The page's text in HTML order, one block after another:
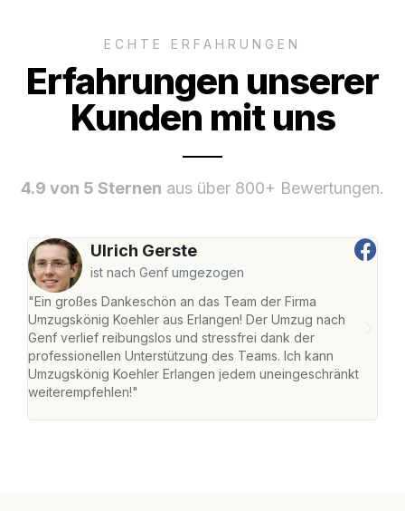
ECHTE ERFAHRUNGEN
Erfahrungen unserer
Kunden mit uns
4.9 von 5 Sternen aus über 800+ Bewertungen.
Ulrich Gerste
ist nach Genf umgezogen
"Ein großes Dankeschön an das Team der Firma
Umzugskönig Koehler aus Erlangen! Der Umzug nach
Genf verlief reibungslos und stressfrei dank der
professionellen Unterstützung des Teams. Ich kann
Umzugskönig Koehler Erlangen jedem uneingeschränkt
weiterempfehlen!"